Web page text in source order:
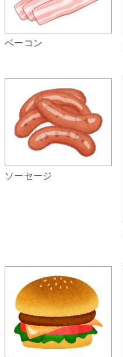
ベーコン
ソーセージ